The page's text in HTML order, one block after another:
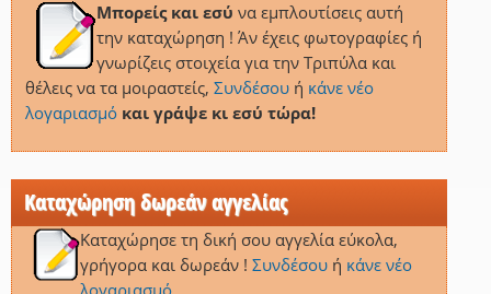
Μπορείς και εσύ να εμπλουτίσεις αυτή
την καταχώρηση ! Άν έχεις φωτογραφίες ή
γνωρίζεις στοιχεία για την Τριπύλα και
θέλεις να τα μοιραστείς, Συνδέσουή κάνε νέο
λογαριασμό και γράψε κι εσύ τώρα!
Καταχώρηση δωρεάν αγγελίας
Καταχώρησε τη δική σου αγγελία εύκολα,
γρήγορα και δωρεάν ! Συνδέσουή κάνε νέο